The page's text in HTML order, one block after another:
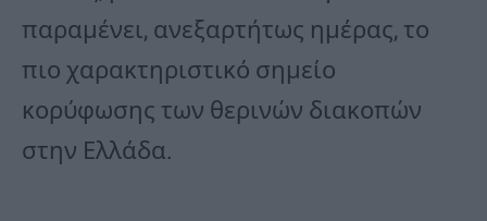
παραμένει, ανεξαρτήτως ημέρας, το
πιο χαρακτηριστικό σημείο
κορύφωσης των θερινών διακοπών
στην Ελλάδα.